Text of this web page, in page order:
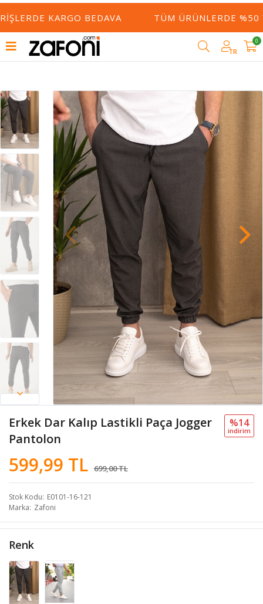
KARGO BEDAVA TÜM ÜRÜNLERDE %50
TR
0
Erkek Dar Kalıp Lastikli Paça Jogger
Pantolon
599,99 TL 699,00 TL
%14
i̇ndi̇ri̇m
Stok Kodu E0101-16-121
Marka Zafoni
Renk